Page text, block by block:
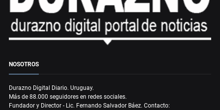
NOSOTROS
Durazno Digital Diario. Uruguay.
Más de 88.000 seguidores en redes sociales.
Fundador y Director - Lic. Fernando Salvador Báez. Contacto: